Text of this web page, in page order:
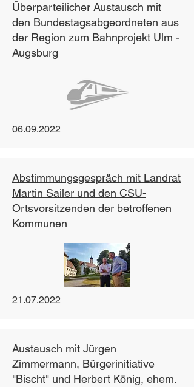
Überparteilicher Austausch mit
den Bundestagsabgeordneten aus
der Region zum Bahnprojekt Ulm -
Augsburg
06.09.2022
Abstimmungsgespräch mit Landrat
Martin Sailer und den CSU-
Ortsvorsitzenden der betroffenen
Kommunen
21.07.2022
Austausch mit Jürgen
Zimmermann, Bürgerinitiative
"Bischt" und Herbert König, ehem.